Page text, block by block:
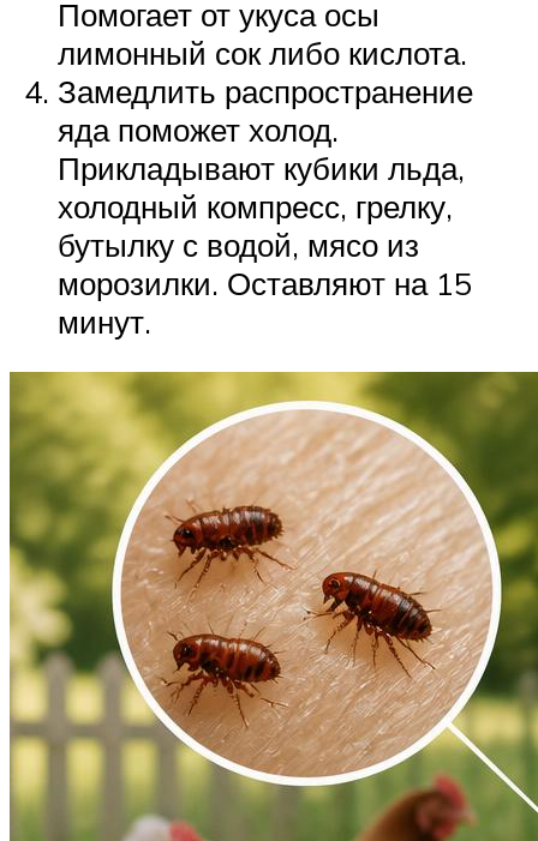
Помогает от укуса осы
лимонный сок либо кислота.
Замедлить распространение
яда поможет холод.
Прикладывают кубики льда,
холодный компресс, грелку,
бутылку с водой, мясо из
морозилки. Оставляют на 15
минут.